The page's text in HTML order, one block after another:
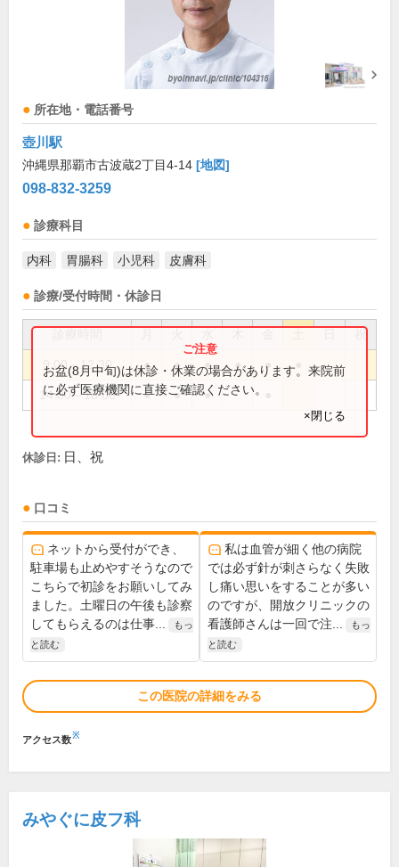
所在地・電話番号
壺川駅
沖縄県那覇市古波蔵2丁目4-14 [地図]
098-832-3259
診療科目
内科 胃腸科 小児科 皮膚科
診療/受付時間・休診日
祝
9:00～12:30 ● ● ● ● ●
14:00～18:00 ● ● ●
お盆(8月中旬)は休診・休業の場合があります。来院前
に必ず医療機関に直接ご確認ください。
×閉じる
休診日: 日、祝
口コミ
ネットから受付ができ、
駐車場も止めやすそうなので
こちらで初診をお願いしてみ
ました。土曜日の午後も診察
してもらえるのは仕事...
もっ
と読む
私は血管が細く他の病院
では必ず針が刺さらなく失敗
し痛い思いをすることが多い
のですが、開放クリニックの
看護師さんは一回で注...
もっ
と読む
この医院の詳細をみる
アクセス数※
みやぐに皮フ科